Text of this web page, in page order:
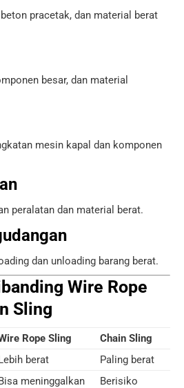
pracetak, dan material berat
besar, dan material
mesin kapal dan komponen
peralatan dan material berat.
dan unloading barang berat.
Wire Rope
Sling
Rope Sling
Chain Sling
berat
Paling berat
meninggalkan
Berisiko